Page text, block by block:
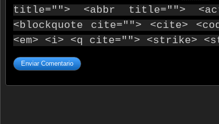
title=""> <abbr title="">
<blockquote cite=""> <cite>
<em> <i> <q cite=""> <strike>